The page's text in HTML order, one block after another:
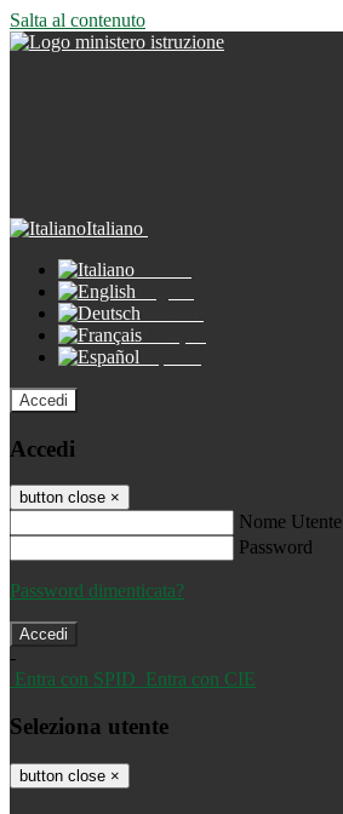
Salta al contenuto
Italiano
Accedi
Accedi
button close ×
Nome Utente
Password
Password dimenticata?
-
Entra con SPID Entra con CIE
Seleziona utente
button close ×